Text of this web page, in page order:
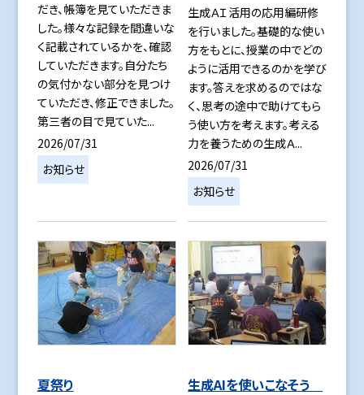
だき、帳簿を見ていただきま
した。様々な記録を間違いな
く記載されているかを、確認
していただきます。自分たち
の気付かない部分を見つけ
ていただき、修正できました。
第三者の目で見ていた...
2026/07/31
お知らせ
生成ＡＩ活用の応用編研修
を行いました。基礎的な使い
方をもとに、授業の中でどの
ように活用できるのかを学び
ます。答えを求めるのではな
く、思考の途中で助けてもら
う使い方を考えます。考える
力を養うための生成Ａ...
2026/07/31
お知らせ
夏祭り
生成AIを使いこなそう